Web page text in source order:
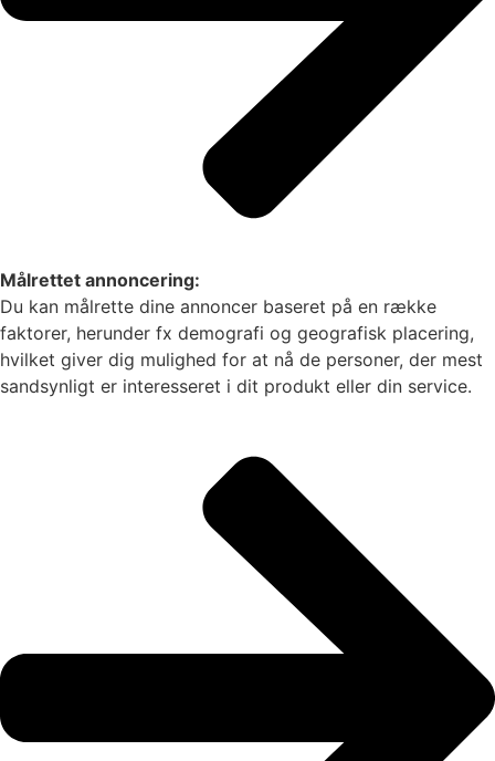
Målrettet annoncering:
Du kan målrette dine annoncer baseret på en række
faktorer, herunder fx demografi og geografisk placering,
hvilket giver dig mulighed for at nå de personer, der mest
sandsynligt er interesseret i dit produkt eller din service.